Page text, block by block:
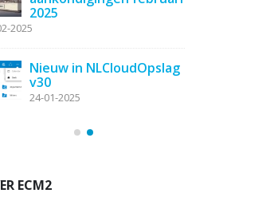
2025
2025
Nieuw in NLCloudOpslag
v30
24-01-2025
ECM2